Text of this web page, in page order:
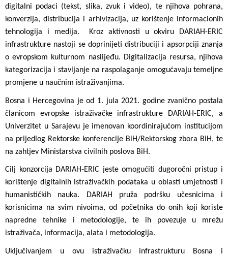
digitalni podaci (tekst, slika, zvuk i video), te njihova pohrana,
konverzija, distribucija i arhivizacija, uz korištenje informacionih
tehnologija i medija. Kroz aktivnosti u okviru DARIAH-ERIC
infrastrukture nastoji se doprinijeti distribuciji i apsorpciji znanja
o evropskom kulturnom naslijeđu. Digitalizacija resursa, njihova
kategorizacija i stavljanje na raspolaganje omogućavaju temeljne
promjene u naučnim istraživanjima.
Bosna i Hercegovina je od 1. jula 2021. godine zvanično postala
članicom evropske istraživačke infrastrukture DARIAH-ERIC, a
Univerzitet u Sarajevu je imenovan koordinirajućom institucijom
na prijedlog Rektorske konferencije BiH/Rektorskog zbora BiH, te
na zahtjev Ministarstva civilnih poslova BiH.
Cilj konzorcija DARIAH-ERIC jeste omogućiti dugoročni pristup i
korištenje digitalnih istraživačkih podataka u oblasti umjetnosti i
humanističkih nauka. DARIAH pruža podršku učesnicima i
korisnicima na svim nivoima, od početnika do onih koji koriste
napredne tehnike i metodologije, te ih povezuje u mrežu
istraživača, informacija, alata i metodologija.
Uključivanjem u ovu istraživačku infrastrukturu Bosna i